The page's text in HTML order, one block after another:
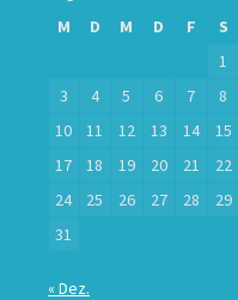
M
D M D F S
1
3
4 5 6 7 8
10
11 12 13 14 15
17
18 19 20 21 22
24
25 26 27 28 29
31
« Dez.